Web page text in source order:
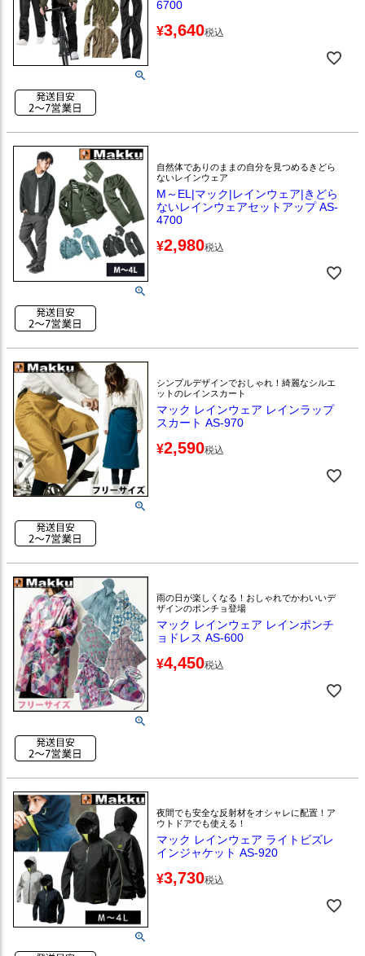
6700
¥3,640税込
自然体でありのままの自分を見つめるきどら
ないレインウェア
M～EL|マック|レインウェア|きどら
ないレインウェアセットアップ AS-
4700
¥2,980税込
シンプルデザインでおしゃれ！綺麗なシルエ
ットのレインスカート
マック レインウェア レインラップ
スカート AS-970
¥2,590税込
雨の日が楽しくなる！おしゃれでかわいいデ
ザインのポンチョ登場
マック レインウェア レインポンチ
ョドレス AS-600
¥4,450税込
夜間でも安全な反射材をオシャレに配置！ア
ウトドアでも使える！
マック レインウェア ライトビズレ
インジャケット AS-920
¥3,730税込